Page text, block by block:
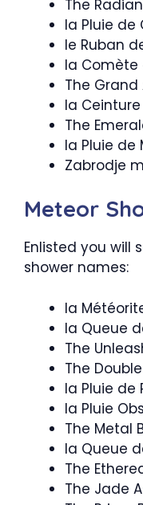
The
la Pluie de
le Ruban
la Comète
The Grand
la
The
la Pluie de
Zabrodje
Meteor
Enlisted you will
shower names:
la
la Queue
The
The
la Pluie de
la Pluie
The Metal
la Queue
The
The Jade